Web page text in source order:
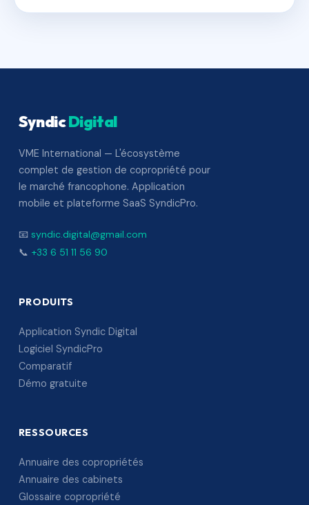
SyndicDigital
VME International — L'écosystème
complet de gestion de copropriété pour
le marché francophone. Application
mobile et plateforme SaaS SyndicPro.
📧 syndic.digital@gmail.com
📞 +33 6 51 11 56 90
PRODUITS
Application Syndic Digital
Logiciel SyndicPro
Comparatif
Démo gratuite
RESSOURCES
Annuaire des copropriétés
Annuaire des cabinets
Glossaire copropriété